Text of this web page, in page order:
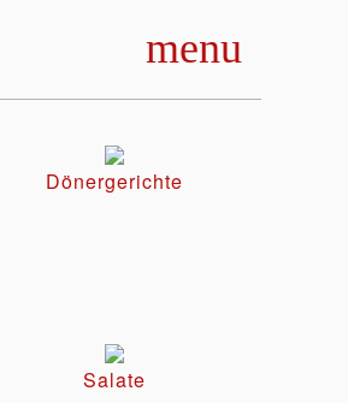
menu
Dönergerichte
Salate